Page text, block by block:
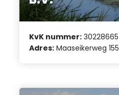
KvK nummer: 30228665
Adres: Maaseikerweg 155